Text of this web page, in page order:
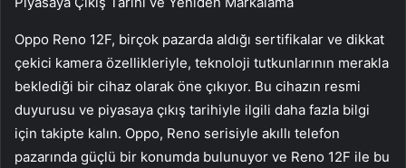
Oppo Reno 12F, birçok pazarda aldığı sertifikalar ve dikkat
çekici kamera özellikleriyle, teknoloji tutkunlarının merakla
beklediği bir cihaz olarak öne çıkıyor. Bu cihazın resmi
duyurusu ve piyasaya çıkış tarihiyle ilgili daha fazla bilgi
için takipte kalın. Oppo, Reno serisiyle akıllı telefon
pazarında güçlü bir konumda bulunuyor ve Reno 12F ile bu